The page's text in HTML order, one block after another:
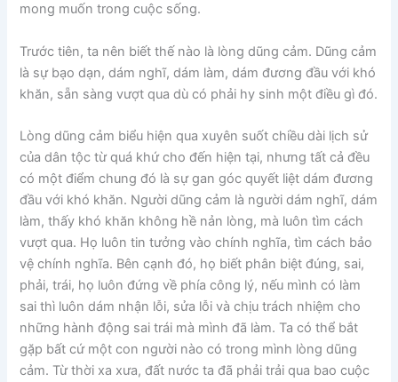
mong muốn trong cuộc sống.
Trước tiên, ta nên biết thế nào là lòng dũng cảm. Dũng cảm
là sự bạo dạn, dám nghĩ, dám làm, dám đương đầu với khó
khăn, sẵn sàng vượt qua dù có phải hy sinh một điều gì đó.
Lòng dũng cảm biểu hiện qua xuyên suốt chiều dài lịch sử
của dân tộc từ quá khứ cho đến hiện tại, nhưng tất cả đều
có một điểm chung đó là sự gan góc quyết liệt dám đương
đầu với khó khăn. Người dũng cảm là người dám nghĩ, dám
làm, thấy khó khăn không hề nản lòng, mà luôn tìm cách
vượt qua. Họ luôn tin tưởng vào chính nghĩa, tìm cách bảo
vệ chính nghĩa. Bên cạnh đó, họ biết phân biệt đúng, sai,
phải, trái, họ luôn đứng về phía công lý, nếu mình có làm
sai thì luôn dám nhận lỗi, sửa lỗi và chịu trách nhiệm cho
những hành động sai trái mà mình đã làm. Ta có thể bắt
gặp bất cứ một con người nào có trong mình lòng dũng
cảm. Từ thời xa xưa, đất nước ta đã phải trải qua bao cuộc